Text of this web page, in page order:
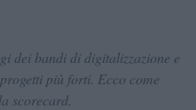
dei bandi di digitalizzazione e
più forti. Ecco come
scorecard.